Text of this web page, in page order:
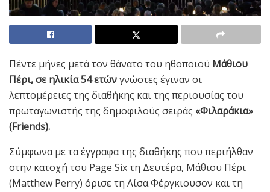
Πέντε μήνες μετά τον θάνατο του ηθοποιού Μάθιου
Πέρι, σε ηλικία 54 ετώνγνώστες έγιναν οι
λεπτομέρειες της διαθήκης και της περιουσίας του
πρωταγωνιστής της δημοφιλούς σειράς «Φιλαράκια»
(Friends).
Σύμφωνα με τα έγγραφα της διαθήκης που περιήλθαν
στην κατοχή του Page Six τη Δευτέρα, Μάθιου Πέρι
(Matthew Perry) όρισε τη Λίσα Φέργκιουσον και τη